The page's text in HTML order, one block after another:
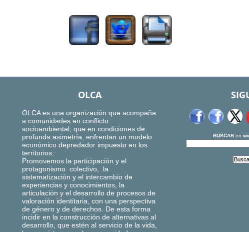
OLCA
OLCA es una organización que acompaña
a comunidades en conflicto
socioambiental, que en condiciones de
profunda asimetría, enfrentan un modelo
económico depredador impuesto en los
territorios.
Promovemos la participación y el
protagonismo colectivo, la
sistematización y el intercambio de
experiencias y conocimientos, la
articulación y el desarrollo de procesos de
valoración identitaria, con una perspectiva
de género y de derechos. De esta forma
incidir en la construcción de alternativas al
desarrollo, que estén al servicio de la vida,
BUSCARen